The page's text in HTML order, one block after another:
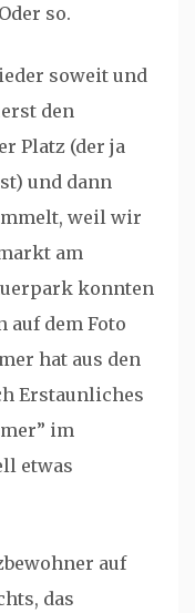
so.
soweit und
den
Platz (der ja
und dann
weil wir
am
konnten
auf dem Foto
hat aus den
Erstaunliches
im
etwas
auf
das